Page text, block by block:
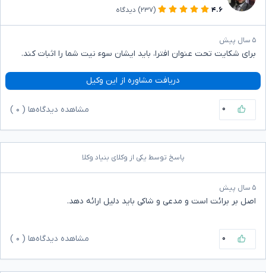
۴.۶
(۲۳۷) دیدگاه
۵ سال پیش
برای شکایت تحت عنوان افترا، باید ایشان سوء نیت شما را اثبات کند.
دریافت مشاوره از این وکیل
۰ مشاهده دیدگاه‌ها ( ۰
پاسخ توسط یکی از وکلای بنیاد وکلا
۵ سال پیش
اصل بر برائت است و مدعی و شاکی باید دلیل ارائه دهد.
۰ مشاهده دیدگاه‌ها ( ۰